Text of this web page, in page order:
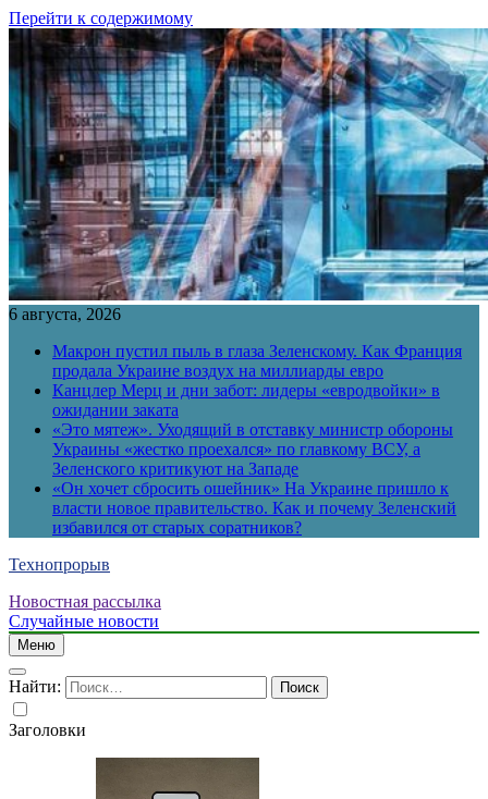
Перейти к содержимому
6 августа, 2026
Макрон пустил пыль в глаза Зеленскому. Как Франция
продала Украине воздух на миллиарды евро
Канцлер Мерц и дни забот: лидеры «евродвойки» в
ожидании заката
«Это мятеж». Уходящий в отставку министр обороны
Украины «жестко проехался» по главкому ВСУ, а
Зеленского критикуют на Западе
«Он хочет сбросить ошейник» На Украине пришло к
власти новое правительство. Как и почему Зеленский
избавился от старых соратников?
Технопрорыв
Новостная рассылка
Случайные новости
Меню
Найти:
Заголовки